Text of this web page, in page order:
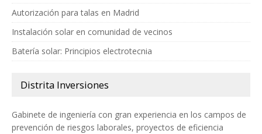
Autorización para talas en Madrid
Instalación solar en comunidad de vecinos
Batería solar: Principios electrotecnia
Distrita Inversiones
Gabinete de ingeniería con gran experiencia en los campos de
prevención de riesgos laborales, proyectos de eficiencia